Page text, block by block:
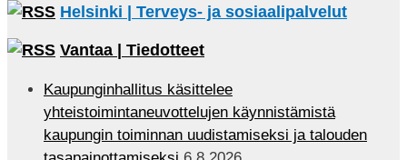
Helsinki | Terveys- ja sosiaalipalvelut
Vantaa | Tiedotteet
Kaupunginhallitus käsittelee
yhteistoimintaneuvottelujen käynnistämistä
kaupungin toiminnan uudistamiseksi ja talouden